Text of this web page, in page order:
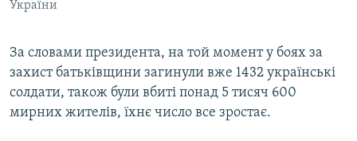
України
За словами президента, на той момент у боях за
захист батьківщини загинули вже 1432 українські
солдати, також були вбиті понад 5 тисяч 600
мирних жителів, їхнє число все зростає.